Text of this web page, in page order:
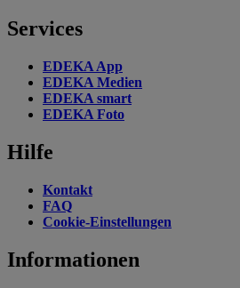
Services
EDEKA App
EDEKA Medien
EDEKA smart
EDEKA Foto
Hilfe
Kontakt
FAQ
Cookie-Einstellungen
Informationen